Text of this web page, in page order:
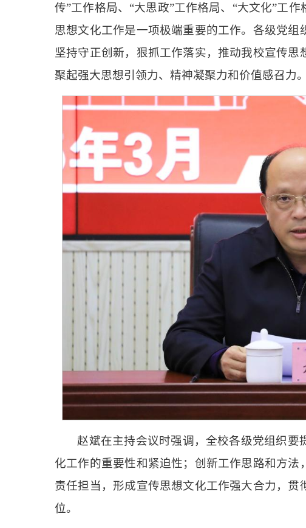
传”工作格局、“大思政”工作格局、“大文化”工
思想文化工作是一项极端重要的工作。各级党组
坚持守正创新，狠抓工作落实，推动我校宣传
聚起强大思想引领力、精神凝聚力和价值感召力。
赵斌在主持会议时强调，全校各级党组织
化工作的重要性和紧迫性；创新工作思路和方
责任担当，形成宣传思想文化工作强大合力，
位。